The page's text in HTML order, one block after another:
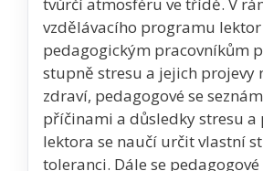
vzdělávacího programu lektor
pedagogickým pracovníkům
stupně stresu a jejich projevy
zdraví, pedagogové se
příčinami a důsledky stresu a
lektora se naučí určit vlastní
toleranci. Dále se